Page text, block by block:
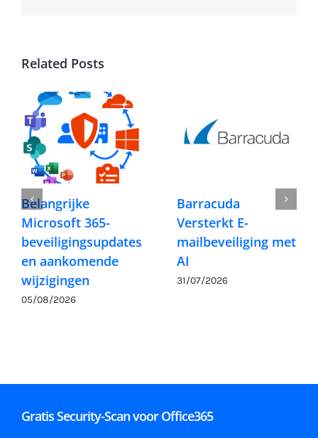
Related Posts
Belangrijke
Microsoft 365-
beveiligingsupdates
en aankomende
wijzigingen
05/08/2026
Barracuda
Versterkt E-
mailbeveiliging met
AI
31/07/2026
Gratis Security-Scan voor Office365